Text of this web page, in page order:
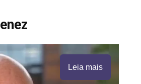
Leia mais